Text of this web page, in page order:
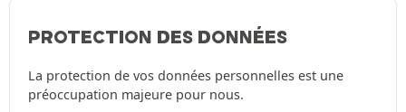
PROTECTION DES DONNÉES
La protection de vos données personnelles est une
préoccupation majeure pour nous.